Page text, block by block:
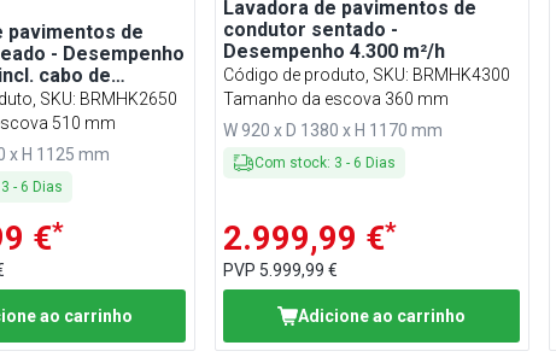
pavimentos de
- Desempenho
cabo de
SKU: BRMHK2650
510 mm
x H 1125 mm
3 - 6 Dias
€*
ao carrinho
Lavadora de pavimentos de
condutor sentado -
Desempenho 4.300 m²/h
Código de produto, SKU: BRMHK4300
Tamanho da escova 360 mm
W 920 x D 1380 x H 1170 mm
Com stock: 3 - 6 Dias
2.999,99 €*
PVP 5.999,99 €
Adicione ao carrinho